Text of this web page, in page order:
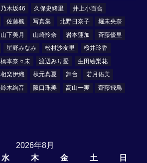
乃木坂46 久保史緒里
井上小百合
佐藤楓 写真集 北野日奈子
堀未央奈
山下美月 山崎怜奈 岩本蓮加
斉藤優里
星野みなみ 松村沙友里
桜井玲香
橋本奈々未 渡辺みり愛
生田絵梨花
相楽伊織 秋元真夏 舞台
若月佑美
鈴木絢音 阪口珠美 高山一実 齋藤飛鳥
2026年8月
水 木 金 土
日